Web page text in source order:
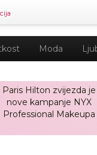
Moda
Paris Hilton zvijezda je
nove kampanje NYX
Professional Makeupa